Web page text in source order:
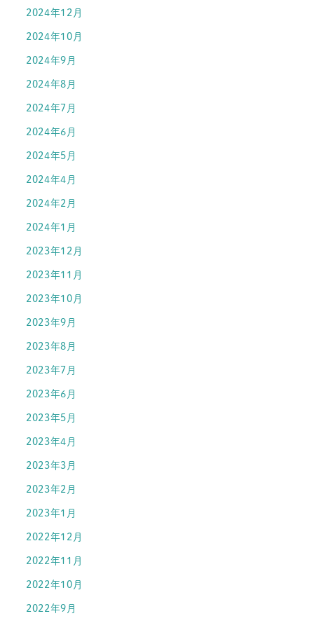
2024年12月
2024年10月
2024年9月
2024年8月
2024年7月
2024年6月
2024年5月
2024年4月
2024年2月
2024年1月
2023年12月
2023年11月
2023年10月
2023年9月
2023年8月
2023年7月
2023年6月
2023年5月
2023年4月
2023年3月
2023年2月
2023年1月
2022年12月
2022年11月
2022年10月
2022年9月